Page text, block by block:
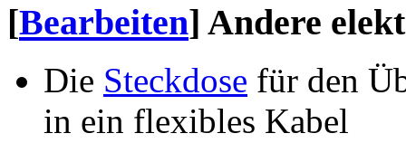
[Bearbeiten] Andere
Die Steckdose für den
in ein flexibles Kabel